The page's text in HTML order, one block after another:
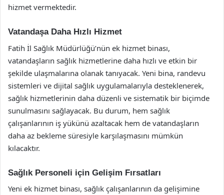
hizmet vermektedir.
Vatandaşa Daha Hızlı Hizmet
Fatih İl Sağlık Müdürlüğü’nün ek hizmet binası,
vatandaşların sağlık hizmetlerine daha hızlı ve etkin bir
şekilde ulaşmalarına olanak tanıyacak. Yeni bina, randevu
sistemleri ve dijital sağlık uygulamalarıyla desteklenerek,
sağlık hizmetlerinin daha düzenli ve sistematik bir biçimde
sunulmasını sağlayacak. Bu durum, hem sağlık
çalışanlarının iş yükünü azaltacak hem de vatandaşların
daha az bekleme süresiyle karşılaşmasını mümkün
kılacaktır.
Sağlık Personeli için Gelişim Fırsatları
Yeni ek hizmet binası, sağlık çalışanlarının da gelişimine